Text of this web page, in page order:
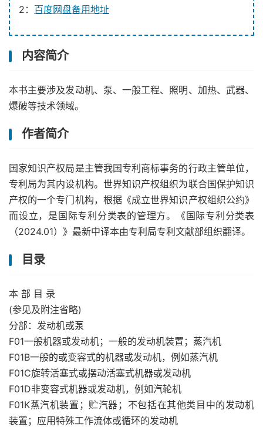
2： 百度网盘备用地址
内容简介
本书主要涉及发动机、泵、一般工程、照明、加热、武器、
爆破等技术领域。
作者简介
国家知识产权局是主管我国专利商标事务的行政主管单位，
专利局为其内设机构。世界知识产权组织为联合国保护知识
产权的一个专门机构，根据《成立世界知识产权组织公约》
而设立，是国际专利分类表的管理方。《国际专利分类表
（2024.01）》最新中译本由专利局专利文献部组织翻译。
目录
本 部 目 录
(参见及附注省略)
分部：发动机或泵
F01一般机器或发动机；一般的发动机装置；蒸汽机
F01B一般的或变容式的机器或发动机，例如蒸汽机
F01C旋转活塞式或摆动活塞式机器或发动机
F01D非变容式机器或发动机，例如汽轮机
F01K蒸汽机装置；贮汽器；不包括在其他类目中的发动机
装置；应用特殊工作流体或循环的发动机